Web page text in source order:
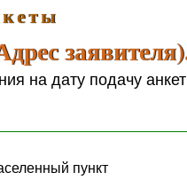
на дату подачу
пункт